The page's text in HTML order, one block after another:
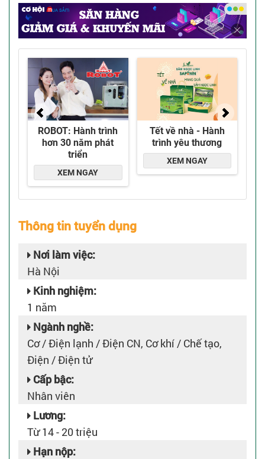
Thông tin tuyển dụng
Nơi làm việc:
Hà Nội
Kinh nghiệm:
1 năm
Ngành nghề:
Cơ / Điện lạnh / Điện CN, Cơ khí / Chế tạo,
Điện / Điện tử
Cấp bậc:
Nhân viên
Lương:
Từ 14 - 20 triệu
Hạn nộp: